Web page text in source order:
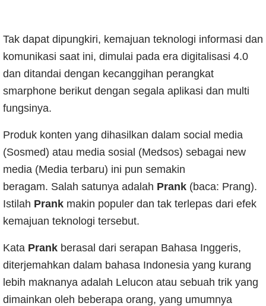
Tak dapat dipungkiri, kemajuan teknologi informasi dan
komunikasi saat ini, dimulai pada era digitalisasi 4.0
dan ditandai dengan kecanggihan perangkat
smarphone berikut dengan segala aplikasi dan multi
fungsinya.
Produk konten yang dihasilkan dalam social media
(Sosmed) atau media sosial (Medsos) sebagai new
media (Media terbaru) ini pun semakin
beragam. Salah satunya adalah Prank (baca: Prang).
Istilah Prank makin populer dan tak terlepas dari efek
kemajuan teknologi tersebut.
Kata Prank berasal dari serapan Bahasa Inggeris,
diterjemahkan dalam bahasa Indonesia yang kurang
lebih maknanya adalah Lelucon atau sebuah trik yang
dimainkan oleh beberapa orang, yang umumnya